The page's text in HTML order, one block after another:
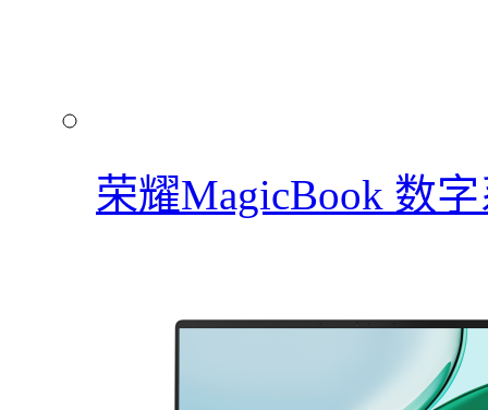
荣耀MagicBook 数